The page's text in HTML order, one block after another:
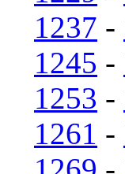
1237 -
1245 -
1253 -
1261 -